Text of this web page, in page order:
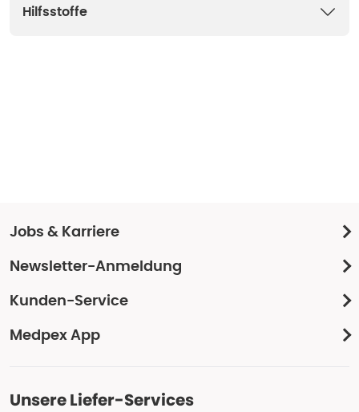
Hilfsstoffe
Jobs & Karriere
Newsletter-Anmeldung
Kunden-Service
Medpex App
Unsere Liefer-Services